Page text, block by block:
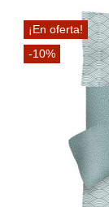
¡En oferta!
-10%